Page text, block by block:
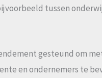
tussen
gesteund om
en ondernemers te